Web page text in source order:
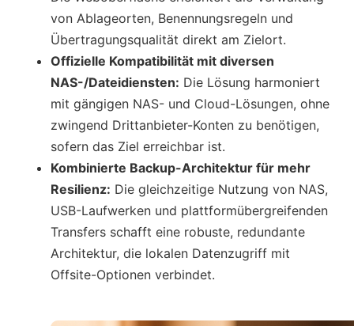
von Ablageorten, Benennungsregeln und
Übertragungsqualität direkt am Zielort.
Offizielle Kompatibilität mit diversen
NAS-/Dateidiensten: Die Lösung harmoniert
mit gängigen NAS- und Cloud-Lösungen, ohne
zwingend Drittanbieter-Konten zu benötigen,
sofern das Ziel erreichbar ist.
Kombinierte Backup-Architektur für mehr
Resilienz: Die gleichzeitige Nutzung von NAS,
USB-Laufwerken und plattformübergreifenden
Transfers schafft eine robuste, redundante
Architektur, die lokalen Datenzugriff mit
Offsite-Optionen verbindet.